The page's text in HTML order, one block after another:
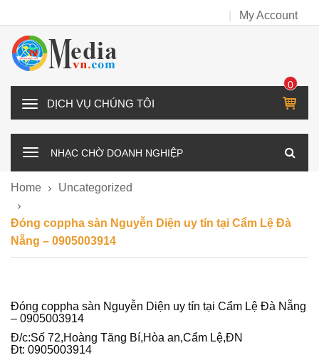
My Account
D
H
H
Ú
T
Ô
I
0
IT
M
NHẠC CHỜ DOANH NGHIỆP
Home Uncategorized
Đóng coppha sàn Nguyễn Diện uy tín tại Cẩm Lệ Đà
Nẵng – 0905003914
Đóng coppha sàn Nguyễn Diện uy tín tại Cẩm Lệ Đà Nẵng
– 0905003914
Đ/c:Số 72,Hoàng Tăng Bí,Hòa an,Cẩm Lệ,ĐN
Đt: 0905003914